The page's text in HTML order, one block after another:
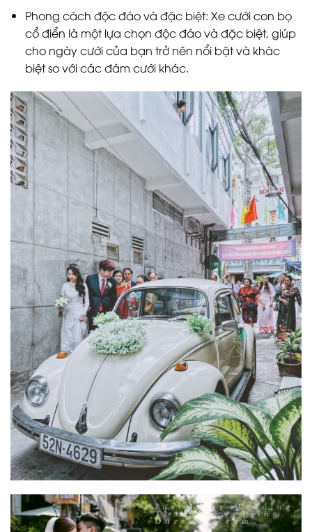
Phong cách độc đáo và đặc biệt: Xe cưới con bọ
cổ điển là một lựa chọn độc đáo và đặc biệt, giúp
cho ngày cưới của bạn trở nên nổi bật và khác
biệt so với các đám cưới khác.